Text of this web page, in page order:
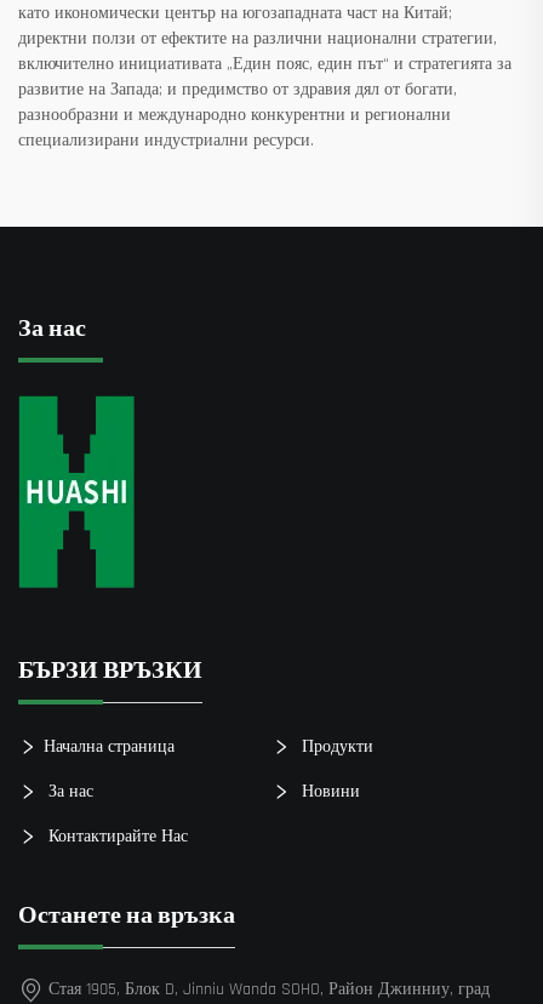
като икономически център на югозападната част на Китай;
директни ползи от ефектите на различни национални стратегии,
включително инициативата „Един пояс, един път“ и стратегията за
развитие на Запада; и предимство от здравия дял от богати,
разнообразни и международно конкурентни и регионални
специализирани индустриални ресурси.
За нас
БЪРЗИ ВРЪЗКИ
Начална страница Продукти
За нас Новини
Контактирайте Нас
Останете на връзка
Стая 1905, Блок D, Jinniu Wanda SOHO, Район Джинниу, град